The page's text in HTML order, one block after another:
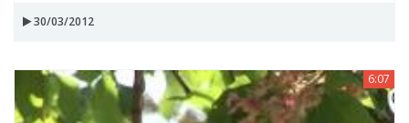
30/03/2012
6:07